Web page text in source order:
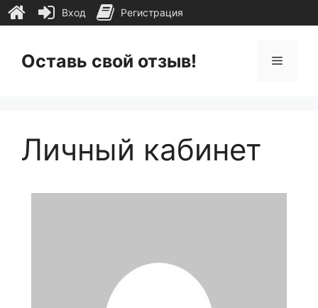
содержимому
Оставь свой отзыв! Меню
Личный кабинет
Вход Регистрация